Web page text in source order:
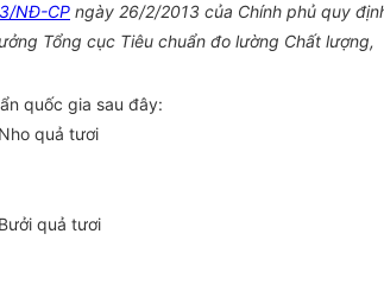
NĐ-CP ngày 26/2/2013 của Chính phủ quy
Tổng cục Tiêu chuẩn đo lường Chất lượng,
quốc gia sau đây:
Nho quả tươi
Bưởi quả tươi